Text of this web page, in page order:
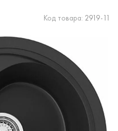
Код товара: 2919-11